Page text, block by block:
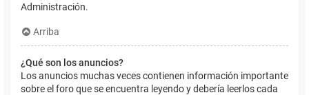
Administración.
Arriba
¿Qué son los anuncios?
Los anuncios muchas veces contienen información importante
sobre el foro que se encuentra leyendo y debería leerlos cada